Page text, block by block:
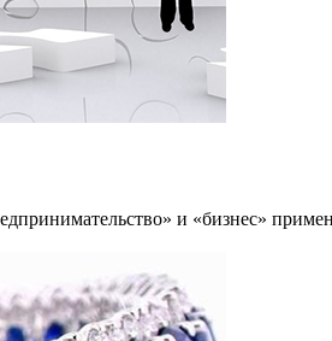
и «бизнес»